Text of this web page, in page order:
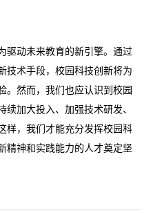
驱动未来教育的新引擎。通过
技术手段，校园科技创新将为
。然而，我们也应认识到校园
加大投入、加强技术研发、
样，我们才能充分发挥校园科
精神和实践能力的人才奠定坚